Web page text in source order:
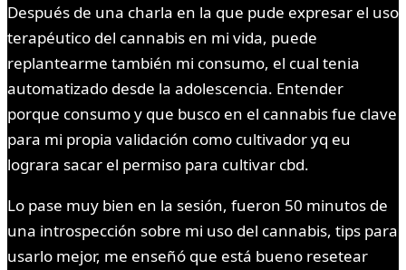
Después de una charla en la que pude expresar el uso
terapéutico del cannabis en mi vida, puede
replantearme también mi consumo, el cual tenia
automatizado desde la adolescencia. Entender
porque consumo y que busco en el cannabis fue clave
para mi propia validación como cultivador yq eu
lograra sacar el permiso para cultivar cbd.
Lo pase muy bien en la sesión, fueron 50 minutos de
una introspección sobre mi uso del cannabis, tips para
usarlo mejor, me enseñó que está bueno resetear